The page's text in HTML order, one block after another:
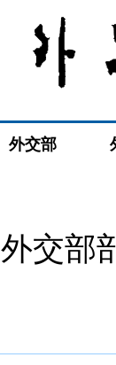
外交部
外交部